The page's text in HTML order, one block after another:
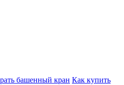
башенный кран Как купить